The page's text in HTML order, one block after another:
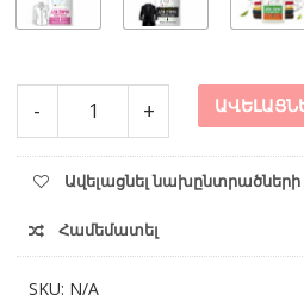
-
լվացքի
750մլ
+
Ավելացնել նախընտրածների
Համեմատել
SKU: N/A